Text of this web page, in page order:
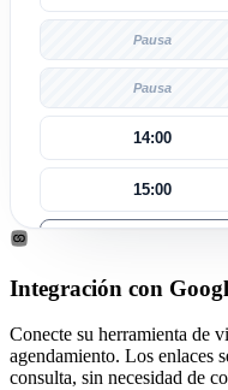
Pausa
Pausa
14:00
15:00
17:00
Integración con
Conecte su herramienta de
agendamiento. Los enlaces
consulta, sin necesidad de